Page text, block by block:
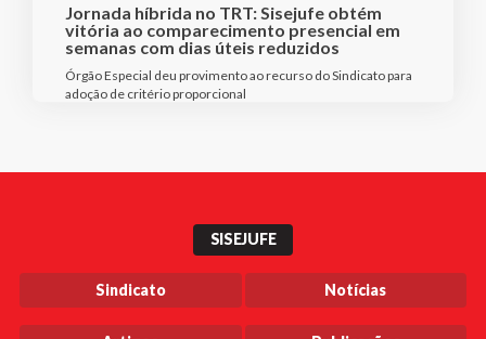
Jornada híbrida no TRT: Sisejufe obtém
vitória ao comparecimento presencial em
semanas com dias úteis reduzidos
Órgão Especial deu provimento ao recurso do Sindicato para
adoção de critério proporcional
SISEJUFE
Sindicato Notícias